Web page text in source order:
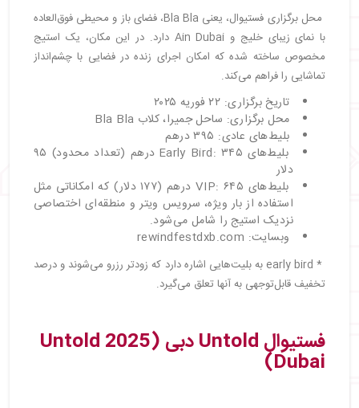
محل برگزاری فستیوال، یعنی Bla Bla، فضای باز و محیطی فوق‌العاده
با نمای زیبای خلیج و Ain Dubai دارد. در این مکان، یک استیج
مخصوص ساخته شده که امکان اجرای زنده در فضایی با چشم‌انداز
تماشایی را فراهم می‌کند.
تاریخ برگزاری: ۲۲ فوریه ۲۰۲۵
محل برگزاری: ساحل جمیرا، کلاب Bla Bla
بلیط‌های عادی: ۳۹۵ درهم
بلیط‌های Early Bird: ۳۴۵ درهم (تعداد محدود) ۹۵
دلار
بلیط‌های VIP: ۶۴۵ درهم (۱۷۷ دلار) که امکاناتی مثل
استفاده از بار ویژه، سرویس ویتر و منطقه‌ای اختصاصی
نزدیک استیج را شامل می‌شود.
وبسایت: rewindfestdxb.com
* early bird به بلیت‌هایی اشاره دارد که زودتر رزرو می‌شوند و درصد
تخفیف قابل‌توجهی به آنها تعلق می‌گیرد.
فستیوال Untold دبی (Untold 2025
Dubai)